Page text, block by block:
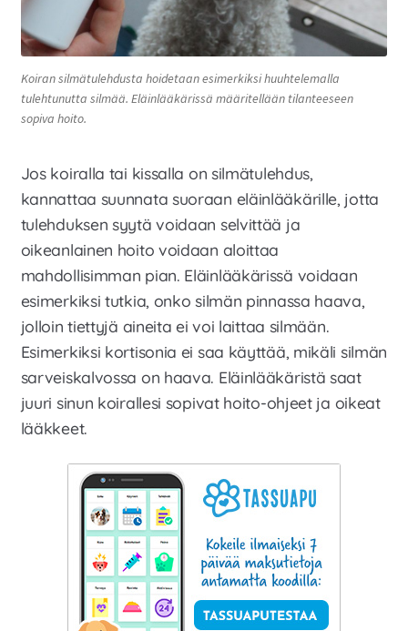
Koiran silmätulehdusta hoidetaan esimerkiksi huuhtelemalla
tulehtunutta silmää. Eläinlääkärissä määritellään tilanteeseen
sopiva hoito.
Jos koiralla tai kissalla on silmätulehdus,
kannattaa suunnata suoraan eläinlääkärille, jotta
tulehduksen syytä voidaan selvittää ja
oikeanlainen hoito voidaan aloittaa
mahdollisimman pian. Eläinlääkärissä voidaan
esimerkiksi tutkia, onko silmän pinnassa haava,
jolloin tiettyjä aineita ei voi laittaa silmään.
Esimerkiksi kortisonia ei saa käyttää, mikäli silmän
sarveiskalvossa on haava. Eläinlääkäristä saat
juuri sinun koirallesi sopivat hoito-ohjeet ja oikeat
lääkkeet.